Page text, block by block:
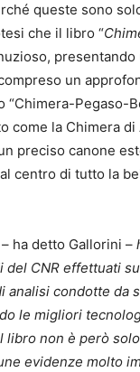
queste sono
che il libro “
presentando
un
“Chimera-Pegaso-
come la Chimera di
preciso canone
centro di tutto la
– ha detto Gallorini –
del CNR effettuati
analisi condotte da
le migliori
non è però solo
evidenze molto